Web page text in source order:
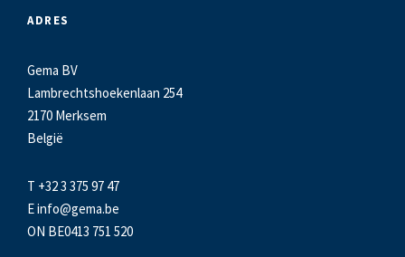
ADRES
Gema BV
Lambrechtshoekenlaan 254
2170 Merksem
België
T +32 3 375 97 47
Einfo@gema.be
ON BE0413 751 520